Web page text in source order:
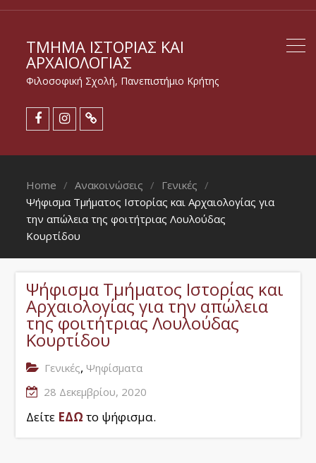
ΤΜΉΜΑ ΙΣΤΟΡΊΑΣ ΚΑΙ
ΑΡΧΑΙΟΛΟΓΊΑΣ
Φιλοσοφική Σχολή, Πανεπιστήμιο Κρήτης
Home Ανακοινώσεις
Γενικές
Ψήφισμα Τμήματος Ιστορίας και Αρχαιολογίας για
την απώλεια της φοιτήτριας Λουλούδας
Κουρτίδου
Ψήφισμα Τμήματος Ιστορίας και
Αρχαιολογίας για την απώλεια
της φοιτήτριας Λουλούδας
Κουρτίδου
Γενικές, Ψηφίσματα
28 Δεκεμβρίου, 2020
Δείτε ΕΔΩ το ψήφισμα.